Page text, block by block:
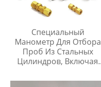
Специальный
Манометр Для Отбора
Проб Из Стальных
Цилиндров, Включая
Нержавеющей Стали